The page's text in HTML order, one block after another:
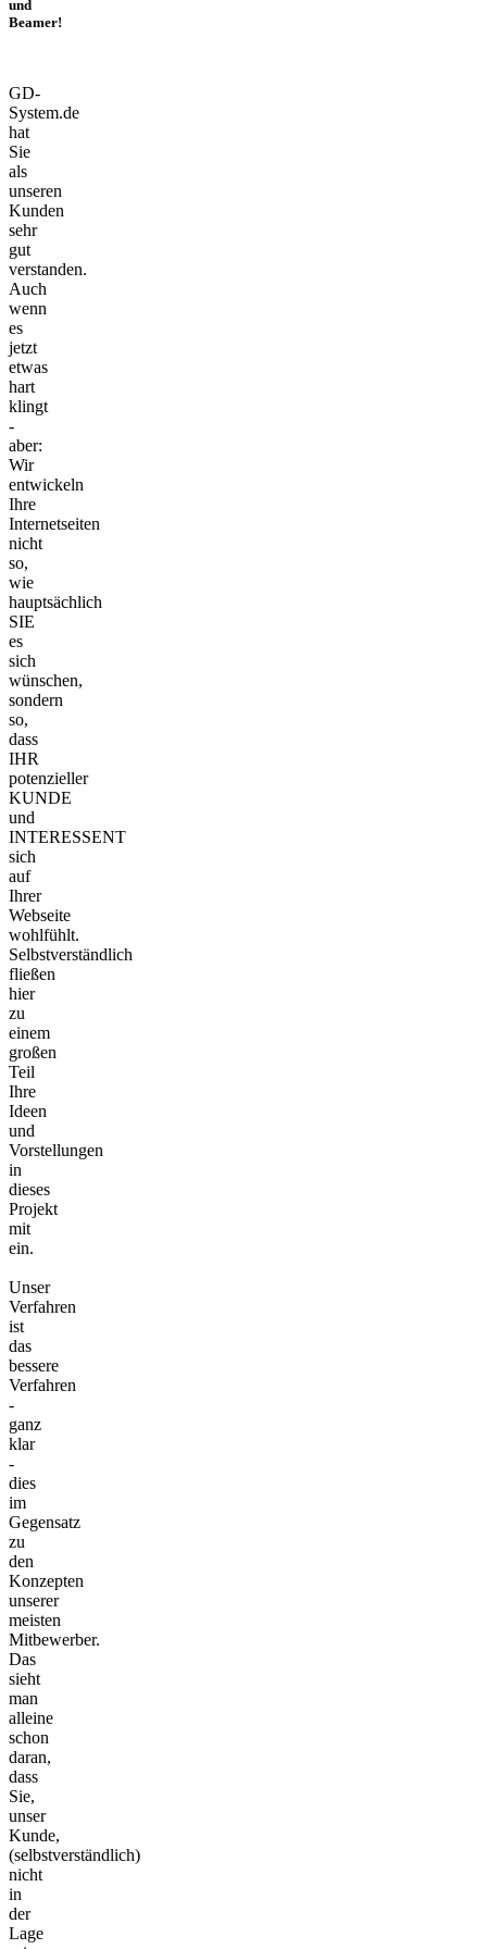
und
Beamer!
GD-
System.de
hat
Sie
als
unseren
Kunden
sehr
gut
verstanden.
Auch
wenn
es
jetzt
etwas
hart
klingt
-
aber:
Wir
entwickeln
Ihre
Internetseiten
nicht
so,
wie
hauptsächlich
SIE
es
sich
wünschen,
sondern
so,
dass
IHR
potenzieller
KUNDE
und
INTERESSENT
sich
auf
Ihrer
Webseite
wohlfühlt.
Selbstverständlich
fließen
hier
zu
einem
großen
Teil
Ihre
Ideen
und
Vorstellungen
in
dieses
Projekt
mit
ein.
Unser
Verfahren
ist
das
bessere
Verfahren
-
ganz
klar
-
dies
im
Gegensatz
zu
den
Konzepten
unserer
meisten
Mitbewerber.
Das
sieht
man
alleine
schon
daran,
dass
Sie,
unser
Kunde,
(selbstverständlich)
nicht
in
der
Lage